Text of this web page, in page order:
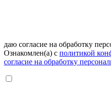
даю согласие на обработку
Ознакомлен(а) с политикой
согласие на обработку